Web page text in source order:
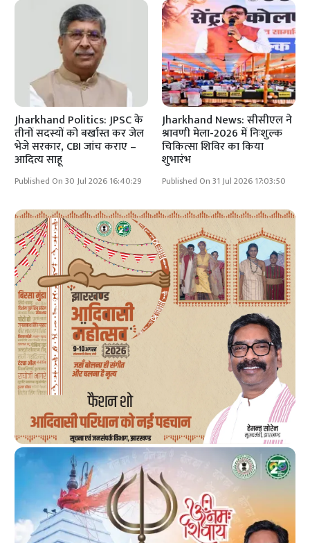
Jharkhand Politics: JPSC के
तीनों सदस्यों को बर्खास्त कर जेल
भेजे सरकार, CBI जांच कराए –
आदित्य साहू
Published On 30 Jul 2026 16:40:29
Jharkhand News: सीसीएल ने
श्रावणी मेला-2026 में निःशुल्क
चिकित्सा शिविर का किया
शुभारंभ
Published On 31 Jul 2026 17:03:50